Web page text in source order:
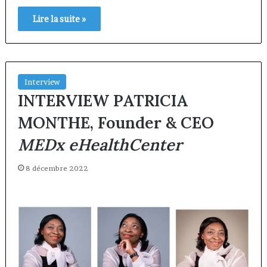
Lire la suite »
Interview
INTERVIEW PATRICIA
MONTHE, Founder & CEO
MEDx eHealthCenter
8 décembre 2022